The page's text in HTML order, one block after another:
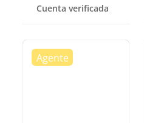
Cuenta verificada